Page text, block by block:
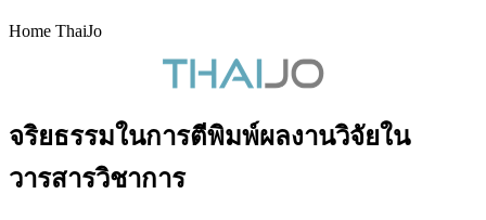
Home ThaiJo
จริยธรรมในการตีพิมพ์ผลงานวิจัยใน
วารสารวิชาการ